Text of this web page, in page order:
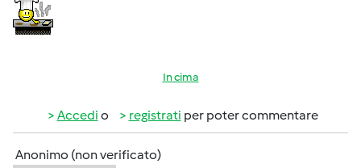
In cima
Accedi o registrati per poter commentare
Anonimo (non verificato)